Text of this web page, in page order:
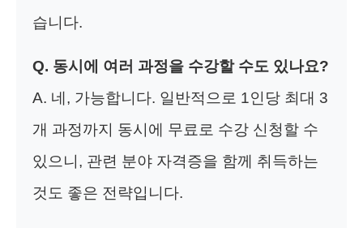
습니다.
Q. 동시에 여러 과정을 수강할 수도 있나요?
A. 네, 가능합니다. 일반적으로 1인당 최대 3
개 과정까지 동시에 무료로 수강 신청할 수
있으니, 관련 분야 자격증을 함께 취득하는
것도 좋은 전략입니다.